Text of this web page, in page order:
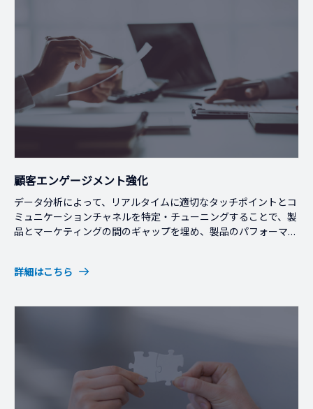
顧客エンゲージメント強化
データ分析によって、リアルタイムに適切なタッチポイントとコ
ミュニケーションチャネルを特定・チューニングすることで、製
品とマーケティングの間のギャップを埋め、製品のパフォーマン
詳細はこちら